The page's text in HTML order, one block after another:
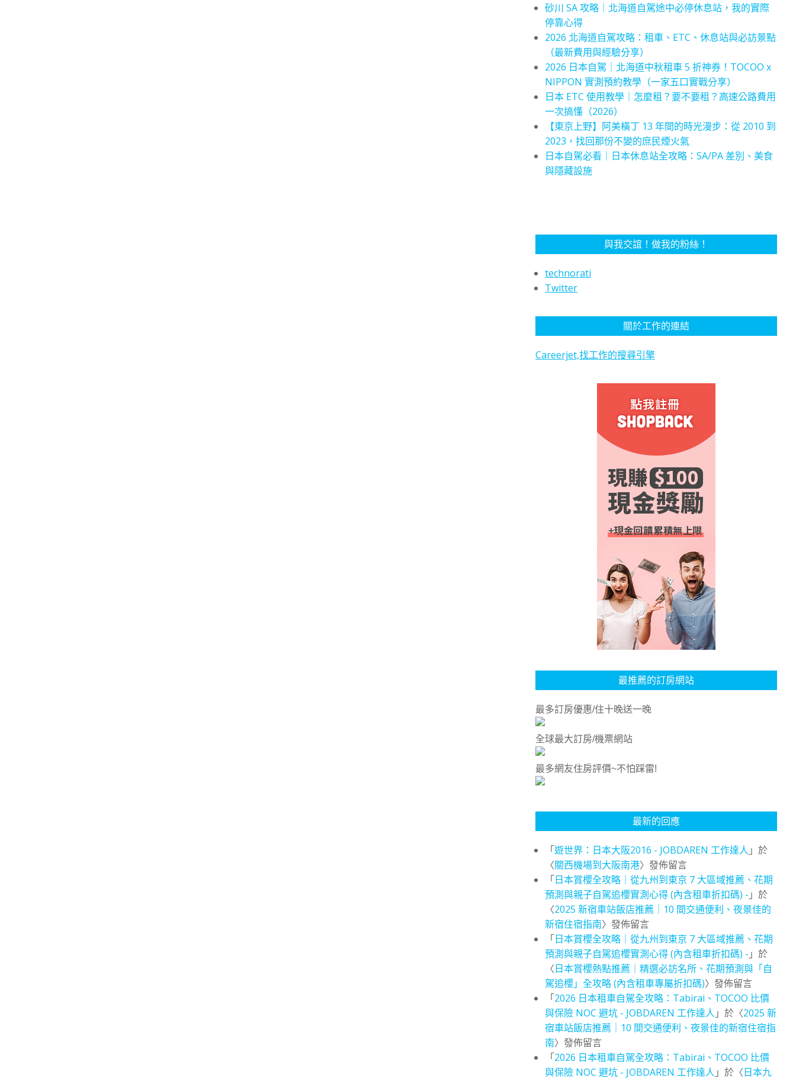
砂川 SA 攻略｜北海道自駕途中必停休息站，我的實際
停靠心得
2026 北海道自駕攻略：租車、ETC、休息站與必訪景點
（最新費用與經驗分享）
2026 日本自駕｜北海道中秋租車 5 折神券！TOCOO x
NIPPON 實測預約教學（一家五口實戰分享）
日本 ETC 使用教學｜怎麼租？要不要租？高速公路費用
一次搞懂（2026）
【東京上野】阿美橫丁 13 年間的時光漫步：從 2010 到
2023，找回那份不變的庶民煙火氣
日本自駕必看｜日本休息站全攻略：SA/PA 差別、美食
與隱藏設施
與我交誼！做我的粉絲！
technorati
Twitter
關於工作的連結
Careerjet,找工作的搜尋引擎
最推薦的訂房網站
最多訂房優惠/住十晚送一晚
全球最大訂房/機票網站
最多網友住房評價~不怕踩雷!
最新的回應
「遊世界：日本大阪2016 - JOBDAREN 工作達人 」於
〈關西機場到大阪南港〉發佈留言
「日本賞櫻全攻略｜從九州到東京 7 大區域推薦、花期
預測與親子自駕追櫻實測心得 (內含租車折扣碼) - 」於
〈2025 新宿車站飯店推薦｜10 間交通便利、夜景佳的
新宿住宿指南〉發佈留言
「日本賞櫻全攻略｜從九州到東京 7 大區域推薦、花期
預測與親子自駕追櫻實測心得 (內含租車折扣碼) - 」於
〈日本賞櫻熱點推薦｜精選必訪名所、花期預測與「自
駕追櫻」全攻略 (內含租車專屬折扣碼)〉發佈留言
「2026 日本租車自駕全攻略：Tabirai、TOCOO 比價
與保險 NOC 避坑 - JOBDAREN 工作達人 」於〈2025 新
宿車站飯店推薦｜10 間交通便利、夜景佳的新宿住宿指
南〉發佈留言
「2026 日本租車自駕全攻略：Tabirai、TOCOO 比價
與保險 NOC 避坑 - JOBDAREN 工作達人 」於〈日本九